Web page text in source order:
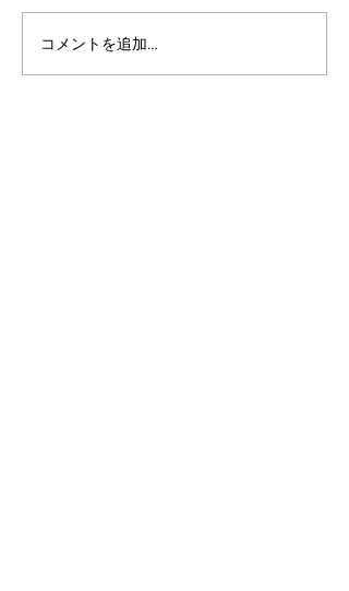
アルゴランドのポスト量
子暗号（PQC）ロードマ
コメントを追加…